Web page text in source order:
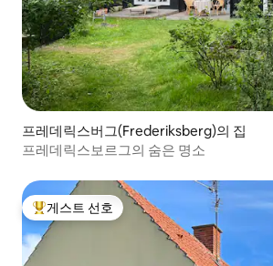
프레데릭스버그(Frederiksberg)의 집
프레데릭스보르그의 숨은 명소
상위 게스트 선호
게스트 선호